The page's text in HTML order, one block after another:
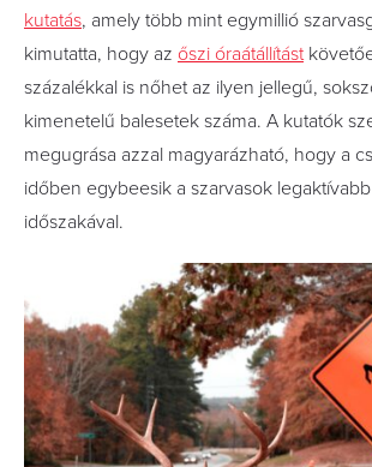
kutatás, amely több mint egymillió
kimutatta, hogy az őszi óraátállítást
százalékkal is nőhet az ilyen jellegű,
kimenetelű balesetek száma. A kutatók
megugrása azzal magyarázható, hogy a
időben egybeesik a szarvasok
időszakával.